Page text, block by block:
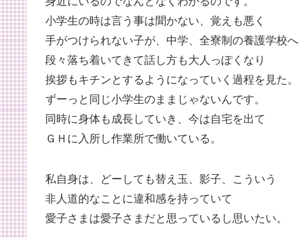
小学生の時は言う事は聞かない、覚えも悪く
手がつけられない子が、中学、全寮制の養護学校へ
段々落ち着いてきて話し方も大人っぽくなり
挨拶もキチンとするようになっていく過程を見た。
ずーっと同じ小学生のままじゃないんです。
同時に身体も成長していき、今は自宅を出て
ＧＨに入所し作業所で働いている。
私自身は、どーしても替え玉、影子、こういう
非人道的なことに違和感を持っていて
愛子さまは愛子さまだと思っているし思いたい。